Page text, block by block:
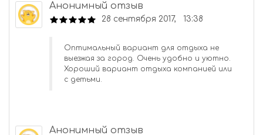
Анонимный отзыв
28 сентября 2017, 13:38
Оптимальный вариант для отдыха не
выезжая за город. Очень удобно и уютно.
Хороший вариант отдыха компанией или
с детьми.
Анонимный отзыв